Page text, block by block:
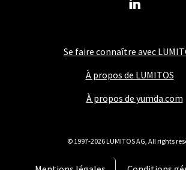
Se faire connaître avec
À propos de LUMITOS
À propos de yumda.com
© 1997-2026 LUMITOS AG, All rights